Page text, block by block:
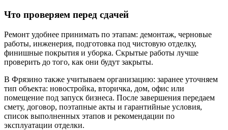
Что проверяем перед сдачей
Ремонт удобнее принимать по этапам: демонтаж, черновые
работы, инженерия, подготовка под чистовую отделку,
финишные покрытия и уборка. Скрытые работы лучше
проверить до того, как они будут закрыты.
В Фрязино также учитываем организацию: заранее уточняем
тип объекта: новостройка, вторичка, дом, офис или
помещение под запуск бизнеса. После завершения передаем
смету, договор, поэтапные акты и гарантийные условия,
список выполненных этапов и рекомендации по
эксплуатации отделки.